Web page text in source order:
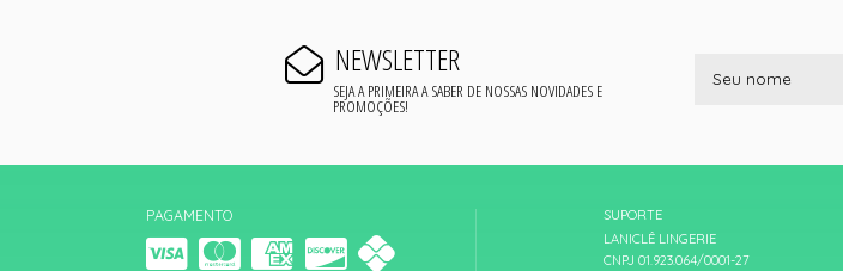
NEWSLETTER
SEJA A PRIMEIRA A SABER DE NOSSAS NOVIDADES E
PROMOÇÕES!
PAGAMENTO
SUPORTE
LANICLÊ LINGERIE
CNPJ 01.923.064/0001-27